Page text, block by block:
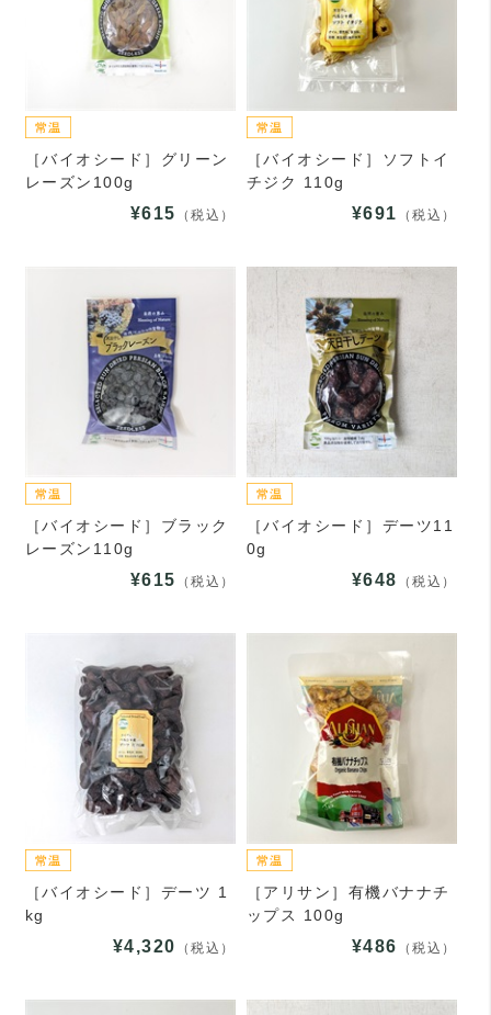
［バイオシード］グリーン
レーズン100g
¥615 （税込）
［バイオシード］ソフトイ
チジク 110g
¥691 （税込）
［バイオシード］ブラック
レーズン110g
¥615 （税込）
［バイオシード］デーツ11
0g
¥648 （税込）
［バイオシード］デーツ 1
kg
¥4,320 （税込）
［アリサン］有機バナナチ
ップス 100g
¥486 （税込）